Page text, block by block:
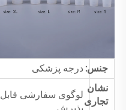
جنس: درجه پزشکی
نشان
تجاری
لوگوی سفارشی قابل
پذیرش